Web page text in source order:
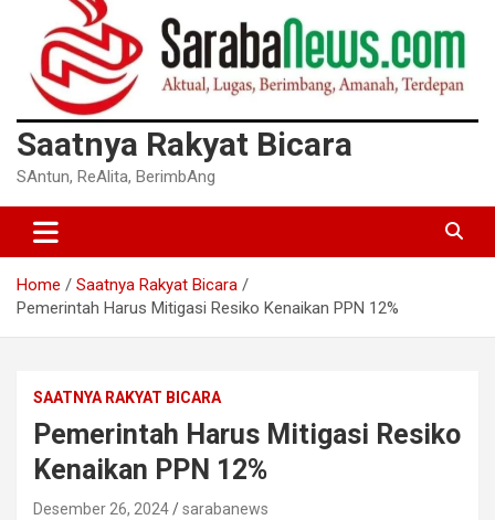
Saatnya Rakyat Bicara
SAntun, ReAlita, BerimbAng
Home
Saatnya Rakyat Bicara
Pemerintah Harus Mitigasi Resiko Kenaikan PPN 12%
SAATNYA RAKYAT BICARA
Pemerintah Harus Mitigasi Resiko
Kenaikan PPN 12%
Desember 26, 2024 sarabanews